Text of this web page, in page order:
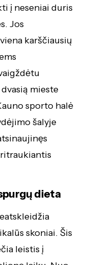
į neseniai duris
Jos
karščiausių
mieste
sporto halė
šalyje
dieta
skoniai. Šis
leistis į